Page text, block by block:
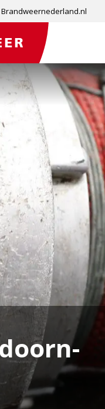
Brandweernederland.nl